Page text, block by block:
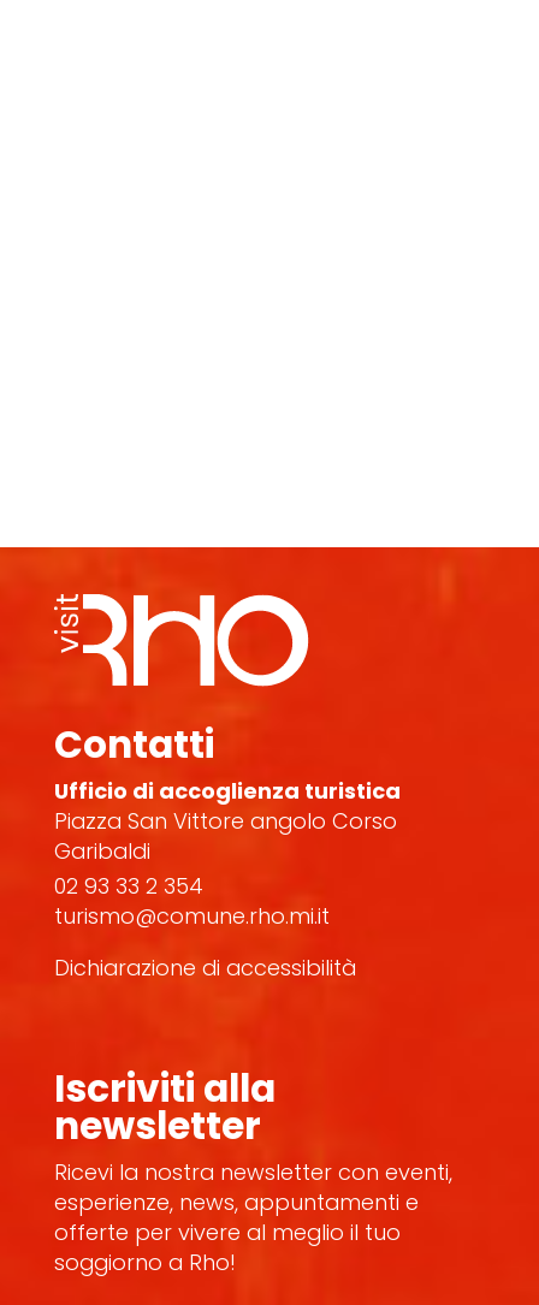
Contatti
Ufficio di accoglienza turistica
Piazza San Vittore angolo Corso
Garibaldi
02 93 33 2 354
turismo@comune.rho.mi.it
Dichiarazione di accessibilità
Iscriviti alla
newsletter
Ricevi la nostra newsletter con eventi,
esperienze, news, appuntamenti e
offerte per vivere al meglio il tuo
soggiorno a Rho!